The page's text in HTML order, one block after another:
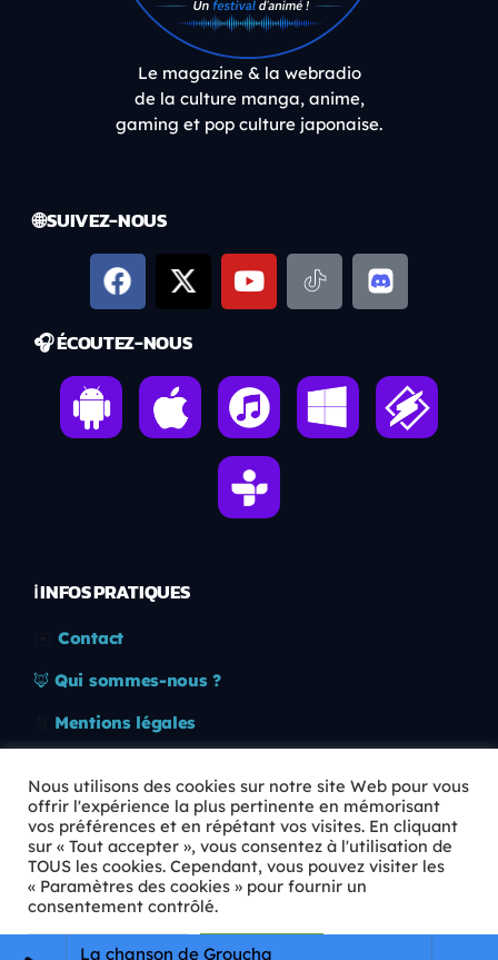
La chanson de Groucha
Le magazine & la webradio
de la culture manga, anime,
gaming et pop culture japonaise.
🌐 SUIVEZ-NOUS
🎧 ÉCOUTEZ-NOUS
ℹ️ INFOS PRATIQUES
Contact
🦊 Qui sommes-nous ?
Mentions légales
🛡️ RGPD
Copyright © 2026 Animkids. Tous droits réservés.
Nous utilisons des cookies sur notre site Web pour vous
offrir l'expérience la plus pertinente en mémorisant
vos préférences et en répétant vos visites. En cliquant
sur « Tout accepter », vous consentez à l'utilisation de
TOUS les cookies. Cependant, vous pouvez visiter les
« Paramètres des cookies » pour fournir un
consentement contrôlé.
Paramètres Cookie Tout accepter